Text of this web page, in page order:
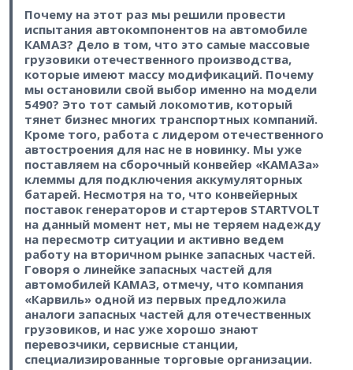
Почему на этот раз мы решили провести
испытания автокомпонентов на автомобиле
КАМАЗ? Дело в том, что это самые массовые
грузовики отечественного производства,
которые имеют массу модификаций. Почему
мы остановили свой выбор именно на модели
5490? Это тот самый локомотив, который
тянет бизнес многих транспортных компаний.
Кроме того, работа с лидером отечественного
автостроения для нас не в новинку. Мы уже
поставляем на сборочный конвейер «КАМАЗа»
клеммы для подключения аккумуляторных
батарей. Несмотря на то, что конвейерных
поставок генераторов и стартеров STARTVOLT
на данный момент нет, мы не теряем надежду
на пересмотр ситуации и активно ведем
работу на вторичном рынке запасных частей.
Говоря о линейке запасных частей для
автомобилей КАМАЗ, отмечу, что компания
«Карвиль» одной из первых предложила
аналоги запасных частей для отечественных
грузовиков, и нас уже хорошо знают
перевозчики, сервисные станции,
специализированные торговые организации.